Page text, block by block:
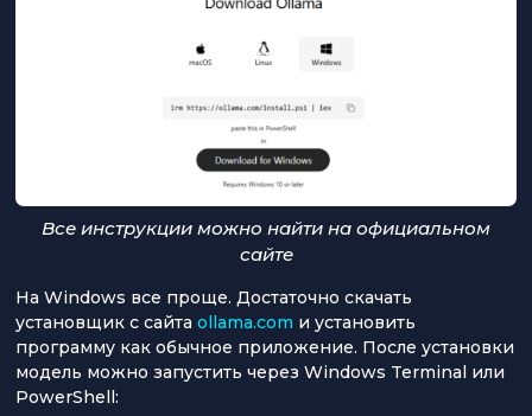
Все инструкции можно найти на официальном
сайте
На Windows все проще. Достаточно скачать
установщик с сайта ollama.com и установить
программу как обычное приложение. После установки
модель можно запустить через Windows Terminal или
PowerShell: